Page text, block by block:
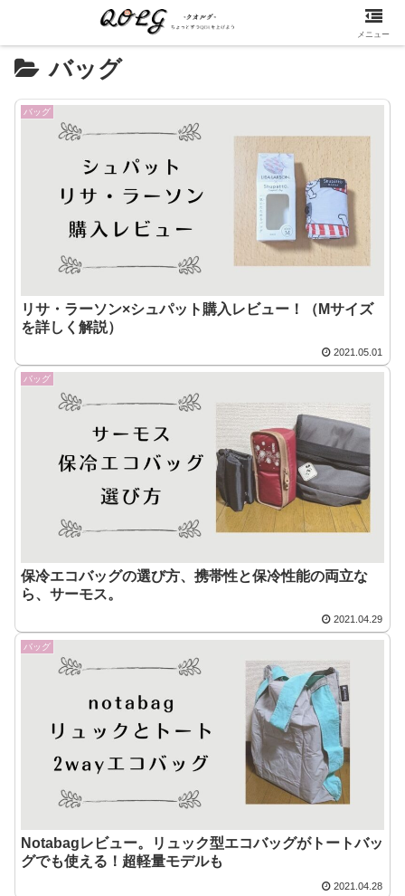
バッグ
バッグ
リサ・ラーソン×シュパット購入レビュー！（Mサイズ
を詳しく解説）
2021.05.01
バッグ
保冷エコバッグの選び方、携帯性と保冷性能の両立な
ら、サーモス。
2021.04.29
バッグ
Notabagレビュー。リュック型エコバッグがトートバッ
グでも使える！超軽量モデルも
2021.04.28
メニュー